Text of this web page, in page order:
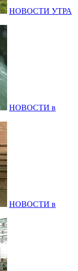
НОВОСТИ УТРА
НОВОСТИ в
НОВОСТИ в